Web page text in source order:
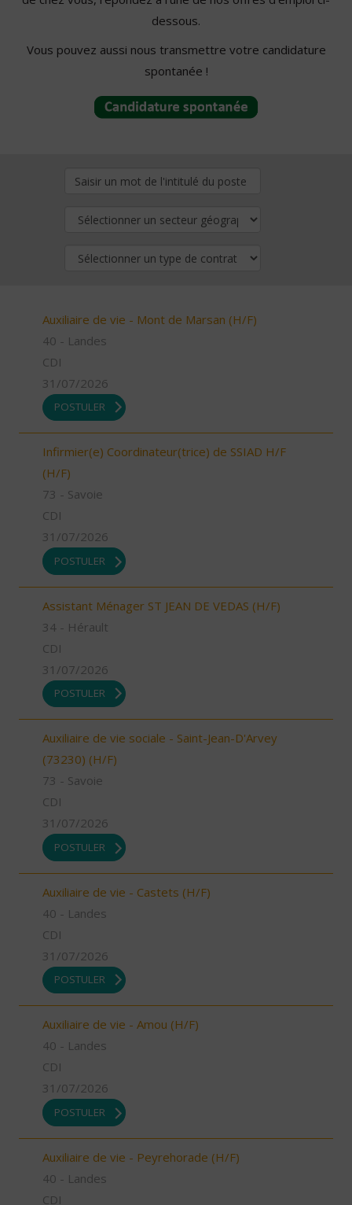
dessous.
Vous pouvez aussi nous transmettre votre candidature
spontanée !
Auxiliaire de vie - Mont de Marsan (H/F)
40 - Landes
CDI
31/07/2026
POSTULER
Infirmier(e) Coordinateur(trice) de SSIAD H/F
(H/F)
73 - Savoie
CDI
31/07/2026
POSTULER
Assistant Ménager ST JEAN DE VEDAS (H/F)
34 - Hérault
CDI
31/07/2026
POSTULER
Auxiliaire de vie sociale - Saint-Jean-D'Arvey
(73230) (H/F)
73 - Savoie
CDI
31/07/2026
POSTULER
Auxiliaire de vie - Castets (H/F)
40 - Landes
CDI
31/07/2026
POSTULER
Auxiliaire de vie - Amou (H/F)
40 - Landes
CDI
31/07/2026
POSTULER
Auxiliaire de vie - Peyrehorade (H/F)
40 - Landes
CDI